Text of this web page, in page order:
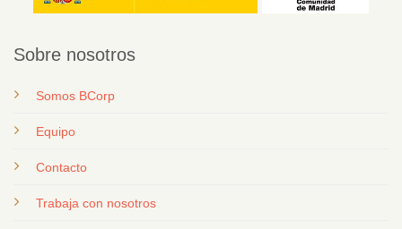
Sobre nosotros
Somos BCorp
Equipo
Contacto
Trabaja con nosotros